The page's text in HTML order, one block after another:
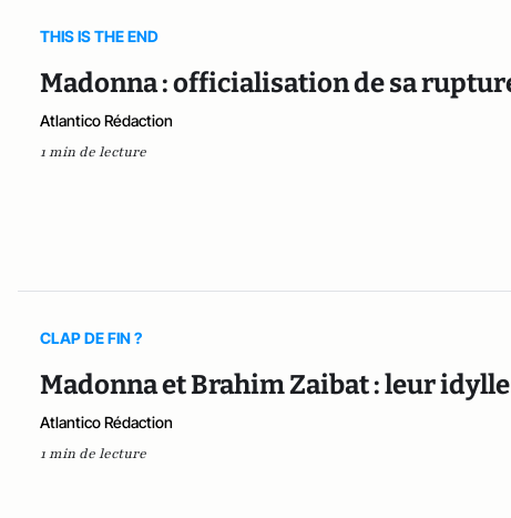
THIS IS THE END
Madonna : officialisation de sa
Atlantico Rédaction
1 min de lecture
CLAP DE FIN ?
Madonna et Brahim Zaibat : leur
Atlantico Rédaction
1 min de lecture